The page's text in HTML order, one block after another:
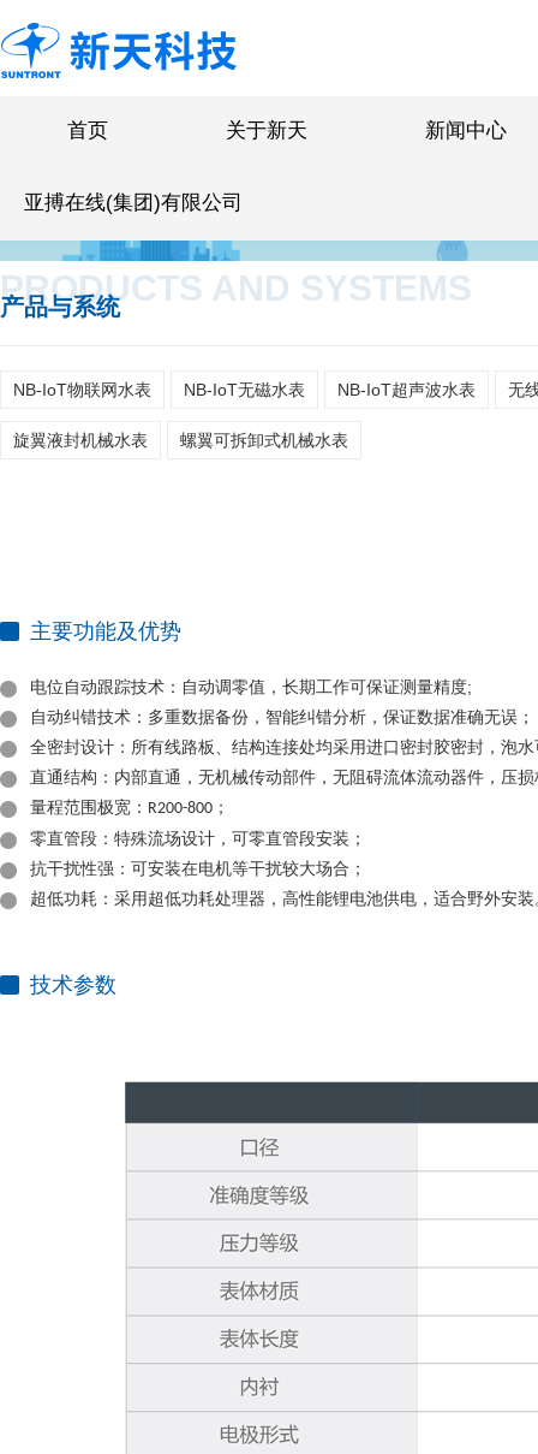
首页 关于新天 新闻中心
亚搏在线(集团)有限公司
PRODUCTS AND SYSTEMS
产品与系统
NB-IoT物联网水表 NB-IoT无磁水表 NB-IoT超声波水表 无
旋翼液封机械水表 螺翼可拆卸式机械水表
主要功能及优势
电位自动跟踪技术：自动调零值，长期工作可保证测量精度;
自动纠错技术：多重数据备份，智能纠错分析，保证数据准确无误；
全密封设计：所有线路板、结构连接处均采用进口密封胶密封，泡
直通结构：内部直通，无机械传动部件，无阻碍流体流动器件，压
量程范围极宽： R200-800 ；
零直管段：特殊流场设计，可零直管段安装；
抗干扰性强：可安装在电机等干扰较大场合；
超低功耗：采用超低功耗
技术参数